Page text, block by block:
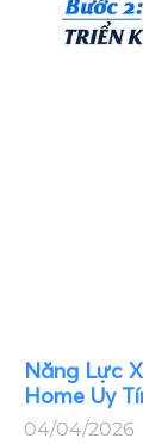
Năng Lực
Home Uy
04/04/2026